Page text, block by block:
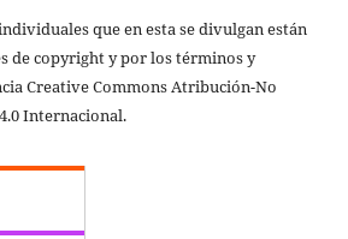
que en esta se divulgan están
de copyright y por los términos y
Creative Commons Atribución-No
Internacional.